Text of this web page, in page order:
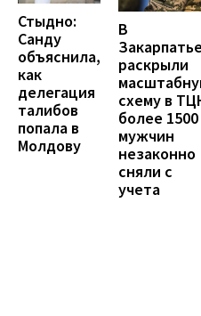
Стыдно:
Санду
объяснила,
как
делегация
талибов
попала в
Молдову
В
раскрыли
схему в
более 1500
мужчин
незаконно
сняли с
учета